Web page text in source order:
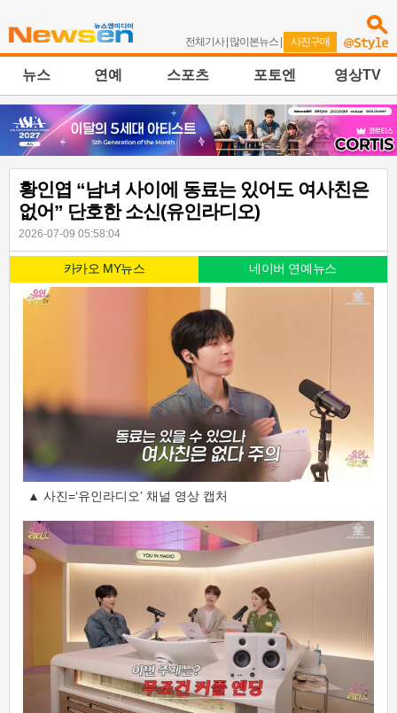
전체기사| 많이본뉴스 | 사진구매
뉴스 연예 스포츠 포토엔 영상TV
황인엽 “남녀 사이에 동료는 있어도 여사친은
없어” 단호한 소신(유인라디오)
2026-07-09 05:58:04
카카오 MY뉴스 네이버 연예뉴스
▲ 사진=‘유인라디오’ 채널 영상 캡처